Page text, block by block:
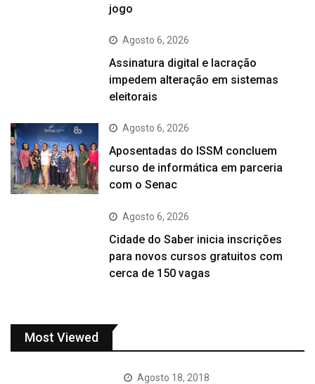
jogo
Agosto 6, 2026
Assinatura digital e lacração
impedem alteração em sistemas
eleitorais
Agosto 6, 2026
Aposentadas do ISSM concluem
curso de informática em parceria
com o Senac
Agosto 6, 2026
Cidade do Saber inicia inscrições
para novos cursos gratuitos com
cerca de 150 vagas
Most Viewed
Agosto 18, 2018